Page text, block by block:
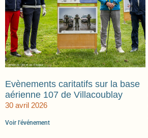
Evènements caritatifs sur la base
aérienne 107 de Villacoublay
30 avril 2026
Voir l'événement